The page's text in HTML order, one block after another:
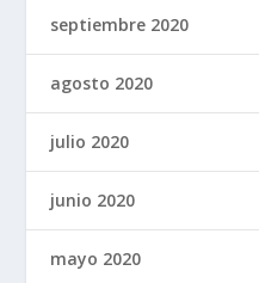
septiembre 2020
agosto 2020
julio 2020
junio 2020
mayo 2020